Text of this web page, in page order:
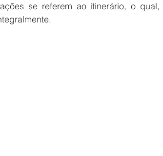
se referem ao itinerário, o